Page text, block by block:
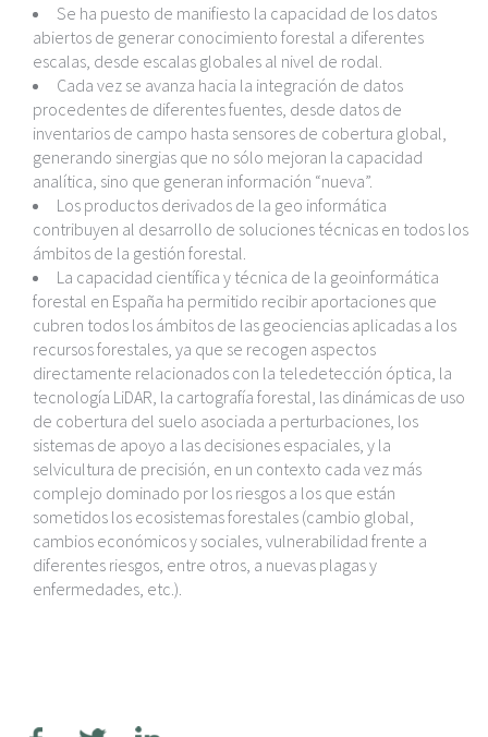
Se ha puesto de manifiesto la capacidad de los datos
abiertos de generar conocimiento forestal a diferentes
escalas, desde escalas globales al nivel de rodal.
Cada vez se avanza hacia la integración de datos
procedentes de diferentes fuentes, desde datos de
inventarios de campo hasta sensores de cobertura global,
generando sinergias que no sólo mejoran la capacidad
analítica, sino que generan información “nueva”.
Los productos derivados de la geo informática
contribuyen al desarrollo de soluciones técnicas en todos los
ámbitos de la gestión forestal.
La capacidad científica y técnica de la geoinformática
forestal en España ha permitido recibir aportaciones que
cubren todos los ámbitos de las geociencias aplicadas a los
recursos forestales, ya que se recogen aspectos
directamente relacionados con la teledetección óptica, la
tecnología LiDAR, la cartografía forestal, las dinámicas de uso
de cobertura del suelo asociada a perturbaciones, los
sistemas de apoyo a las decisiones espaciales, y la
selvicultura de precisión, en un contexto cada vez más
complejo dominado por los riesgos a los que están
sometidos los ecosistemas forestales (cambio global,
cambios económicos y sociales, vulnerabilidad frente a
diferentes riesgos, entre otros, a nuevas plagas y
enfermedades, etc.).